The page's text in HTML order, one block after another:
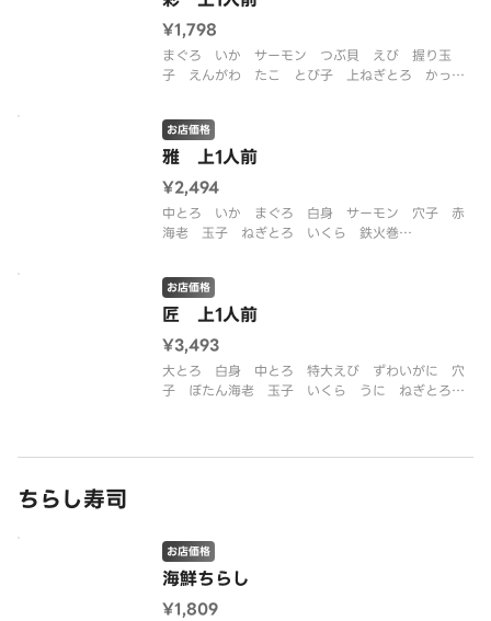
¥1,798
まぐろ いか サーモン つぶ貝 えび 握り玉
子 えんがわ たこ とび子 上ねぎとろ かっぱ
雅 上1人前
お店価格
¥2,494
中とろ いか まぐろ 白身 サーモン 穴子 赤
海老 玉子 ねぎとろ いくら 鉄火巻
匠 上1人前
お店価格
¥3,493
大とろ 白身 中とろ 特大えび ずわいがに 穴
子 ぼたん海老 玉子 いくら うに ねぎとろ巻
ちらし寿司
海鮮ちらし
お店価格
¥1,809